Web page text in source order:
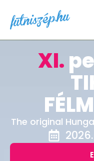
XI.
The original